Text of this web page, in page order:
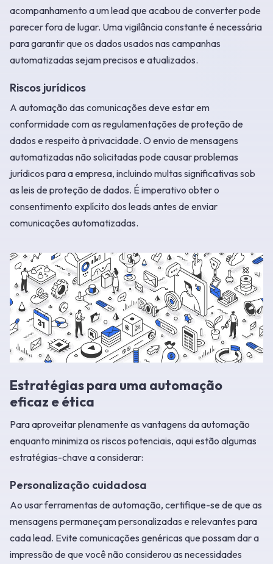
acompanhamento a um lead que acabou de converter pode
parecer fora de lugar. Uma vigilância constante é necessária
para garantir que os dados usados nas campanhas
automatizadas sejam precisos e atualizados.
Riscos jurídicos
A automação das comunicações deve estar em
conformidade com as regulamentações de proteção de
dados e respeito à privacidade. O envio de mensagens
automatizadas não solicitadas pode causar problemas
jurídicos para a empresa, incluindo multas significativas sob
as leis de proteção de dados. É imperativo obter o
consentimento explícito dos leads antes de enviar
comunicações automatizadas.
Estratégias para uma automação
eficaz e ética
Para aproveitar plenamente as vantagens da automação
enquanto minimiza os riscos potenciais, aqui estão algumas
estratégias-chave a considerar:
Personalização cuidadosa
Ao usar ferramentas de automação, certifique-se de que as
mensagens permaneçam personalizadas e relevantes para
cada lead. Evite comunicações genéricas que possam dar a
impressão de que você não considerou as necessidades